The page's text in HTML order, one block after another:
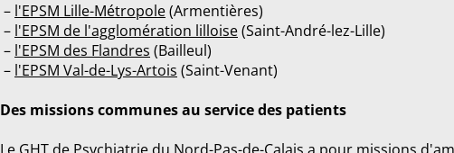
l'EPSM Lille-Métropole(Armentières)
l'EPSM de l'agglomération lilloise(Saint-André-lez-Lille)
l'EPSM des Flandres (Bailleul)
l'EPSM Val-de-Lys-Artois (Saint-Venant)
Des missions communes au service des patients